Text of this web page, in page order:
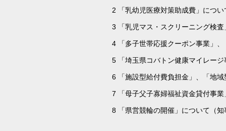
2 「乳幼児医療対策助成費」につ
3 「乳児マス・スクリーニング検
4 「多子世帯応援クーポン事業」
5 「埼玉県コバトン健康マイレー
6 「施設型給付費負担金」、「地
7 「母子父子寡婦福祉資金貸付事
8 「県営競輪の開催」について（知